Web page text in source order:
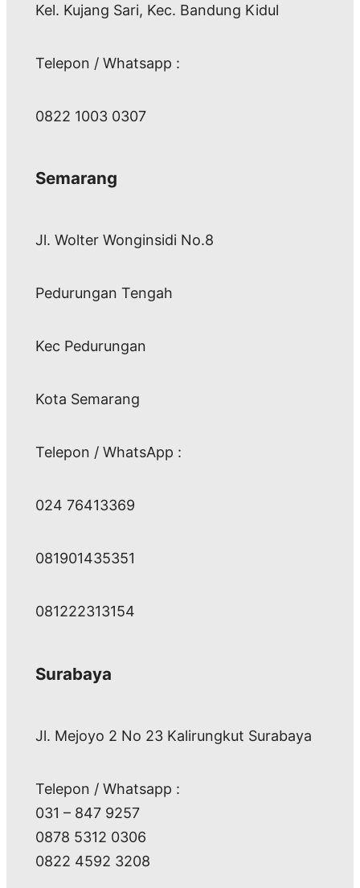
Kel. Kujang Sari, Kec. Bandung Kidul
Telepon / Whatsapp :
0822 1003 0307
Semarang
Jl. Wolter Wonginsidi No.8
Pedurungan Tengah
Kec Pedurungan
Kota Semarang
Telepon / WhatsApp :
024 76413369
081901435351
081222313154
Surabaya
Jl. Mejoyo 2 No 23 Kalirungkut Surabaya
Telepon / Whatsapp :
031 – 847 9257
0878 5312 0306
0822 4592 3208